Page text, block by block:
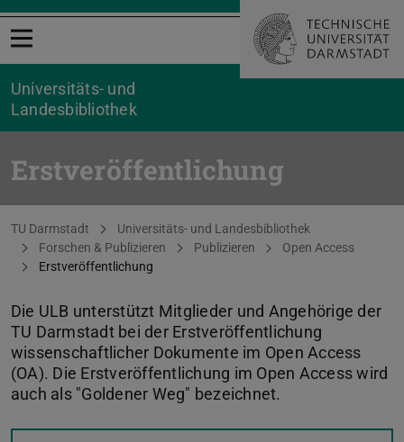
Menü öffnen
Universitäts- und
Landesbibliothek
Erstveröffentlichung
Sie befinden sich hier:
TU Darmstadt
Universitäts- und Landesbibliothek
Forschen & Publizieren
Publizieren
Open Access
Erstveröffentlichung
Die ULB unterstützt Mitglieder und Angehörige der
TU Darmstadt bei der Erstveröffentlichung
wissenschaftlicher Dokumente im Open Access
(OA). Die Erstveröffentlichung im Open Access wird
auch als "Goldener Weg" bezeichnet.